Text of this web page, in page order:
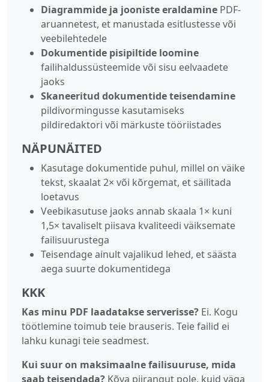
Diagrammide ja jooniste eraldamine PDF-
aruannetest, et manustada esitlustesse või
veebilehtedele
Dokumentide pisipiltide loomine
failihaldussüsteemide või sisu eelvaadete
jaoks
Skaneeritud dokumentide teisendamine
pildivormingusse kasutamiseks
pildiredaktori või märkuste tööriistades
NÄPUNÄITED
Kasutage dokumentide puhul, millel on väike
tekst, skaalat 2× või kõrgemat, et säilitada
loetavus
Veebikasutuse jaoks annab skaala 1× kuni
1,5× tavaliselt piisava kvaliteedi väiksemate
failisuurustega
Teisendage ainult vajalikud lehed, et säästa
aega suurte dokumentidega
KKK
Kas minu PDF laadatakse serverisse? Ei. Kogu
töötlemine toimub teie brauseris. Teie failid ei
lahku kunagi teie seadmest.
Kui suur on maksimaalne failisuuruse, mida
saab teisendada? Kõva piirangut pole, kuid väga